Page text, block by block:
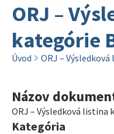
ORJ –
kategórie
Úvod ORJ –
Názov
ORJ – Výsledková listina
Kategória